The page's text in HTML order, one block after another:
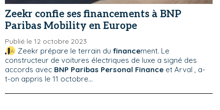
Zeekr confie ses financements à BNP
Paribas Mobility en Europe
Publié le 12 octobre 2023
Zeekr prépare le terrain du financement. Le
constructeur de voitures électriques de luxe a signé des
accords avec BNP Paribas Personal Finance et Arval , a-
t-on appris le 11 octobre...